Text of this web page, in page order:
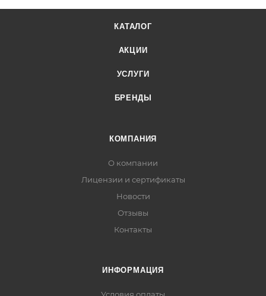
КАТАЛОГ
АКЦИИ
УСЛУГИ
БРЕНДЫ
КОМПАНИЯ
О компании
Лицензии и сертификаты
Новости
Отзывы
Контакты
ИНФОРМАЦИЯ